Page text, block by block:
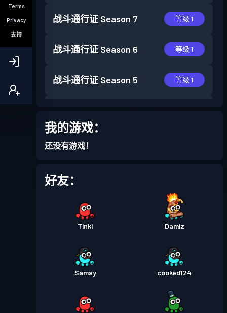
Terms
Privacy
支持
战斗通行证 Season 7 等级 1
战斗通行证 Season 6 等级 1
战斗通行证 Season 5 等级 1
我的游戏：
还没有游戏！
好友：
Tinki Damiz
Samay cooked124